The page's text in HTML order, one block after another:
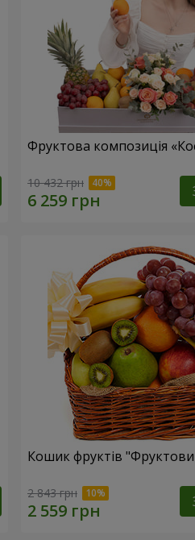
Фруктова композиція
10 432 грн
Кошик фруктів
2 843 грн